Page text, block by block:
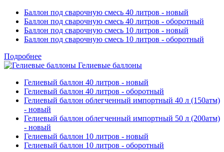
Баллон под сварочную смесь 40 литров - новый
Баллон под сварочную смесь 40 литров - оборотный
Баллон под сварочную смесь 10 литров - новый
Баллон под сварочную смесь 10 литров - оборотный
Подробнее
Гелиевые баллоны
Гелиевый баллон 40 литров - новый
Гелиевый баллон 40 литров - оборотный
Гелиевый баллон облегченный импортный 40 л (150атм)
- новый
Гелиевый баллон облегченный импортный 50 л (200атм)
- новый
Гелиевый баллон 10 литров - новый
Гелиевый баллон 10 литров - оборотный